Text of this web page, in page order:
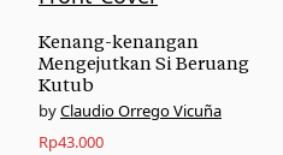
Kenang-kenangan
Mengejutkan Si Beruang
Kutub
Claudio Orrego Vicuña
Rp43.000